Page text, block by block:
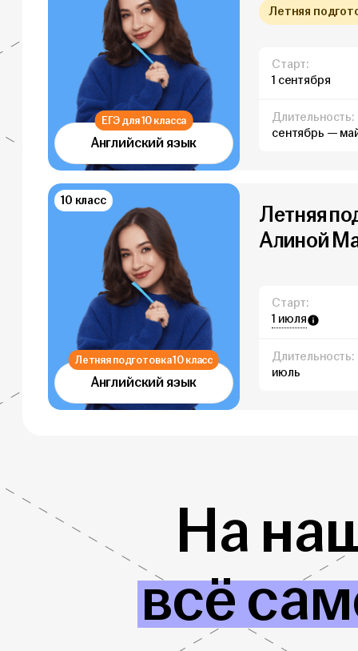
Английский язык
ЕГЭ для 10 класса
Летняя
Старт:
1 сентября
Длительность:
сентябрь —
Английский язык
Летняя подготовка 10 класс
10 класс
Летняя
Алиной
Старт:
1 июля
Длительность:
июль
На
всё